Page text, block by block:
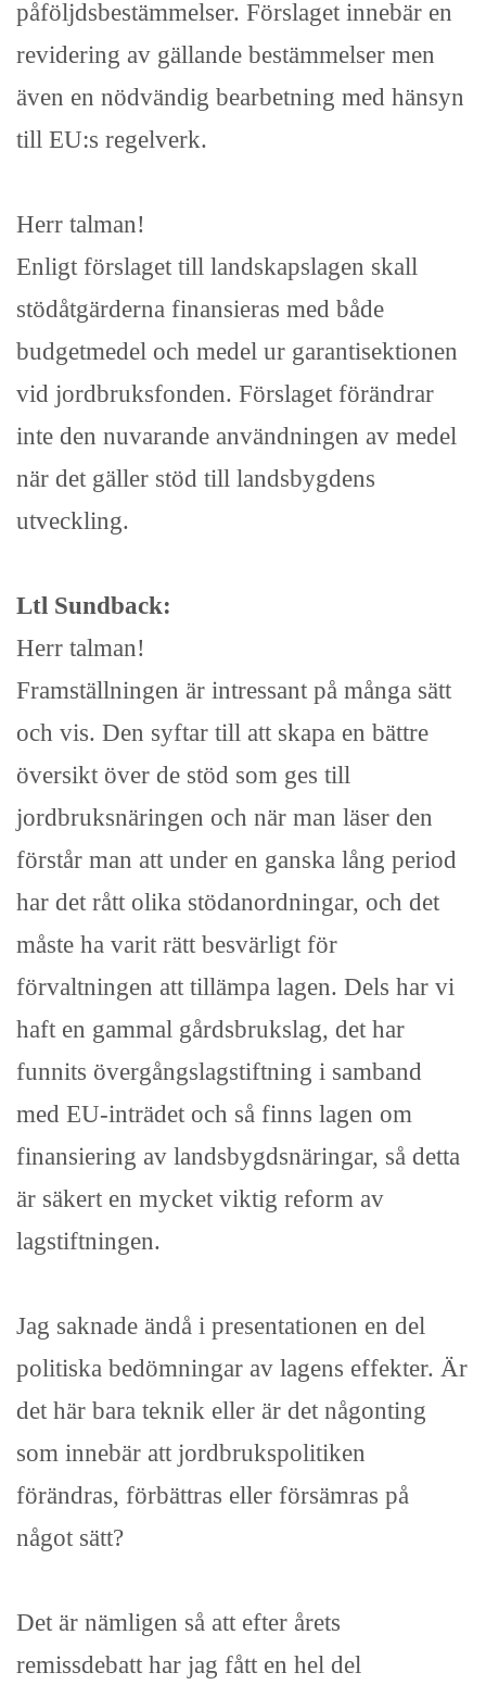
påföljdsbestämmelser. Förslaget innebär en
revidering av gällande bestämmelser men
även en nödvändig bearbetning med hänsyn
till EU:s regelverk.
Herr talman!
Enligt förslaget till landskapslagen skall
stödåtgärderna finansieras med både
budgetmedel och medel ur garantisektionen
vid jordbruksfonden. Förslaget förändrar
inte den nuvarande användningen av medel
när det gäller stöd till landsbygdens
utveckling.
Ltl Sundback:
Herr talman!
Framställningen är intressant på många sätt
och vis. Den syftar till att skapa en bättre
översikt över de stöd som ges till
jordbruksnäringen och när man läser den
förstår man att under en ganska lång period
har det rått olika stödanordningar, och det
måste ha varit rätt besvärligt för
förvaltningen att tillämpa lagen. Dels har vi
haft en gammal gårdsbrukslag, det har
funnits övergångslagstiftning i samband
med EU-inträdet och så finns lagen om
finansiering av landsbygdsnäringar, så detta
är säkert en mycket viktig reform av
lagstiftningen.
Jag saknade ändå i presentationen en del
politiska bedömningar av lagens effekter. Är
det här bara teknik eller är det någonting
som innebär att jordbrukspolitiken
förändras, förbättras eller försämras på
något sätt?
Det är nämligen så att efter årets
remissdebatt har jag fått en hel del